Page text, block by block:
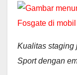
Kualitas staging
Sport dengan